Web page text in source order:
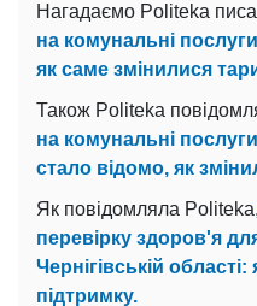
Нагадаємо Politeka
на комунальні послуги
як саме змінилися
Також Politeka
на комунальні послуги
стало відомо, як
Як повідомляла Politeka,
перевірку здоров'я
Чернігівській
підтримку.